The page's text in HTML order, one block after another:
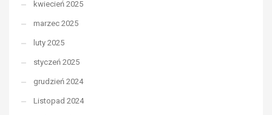
kwiecień 2025
marzec 2025
luty 2025
styczeń 2025
grudzień 2024
Listopad 2024